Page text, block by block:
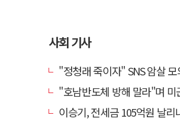
사회 기사
"정청래 죽이자" SNS 암살 모의자
"호남반도체 방해 말라"며 미군기지
이승기, 전세금 105억원 날리나